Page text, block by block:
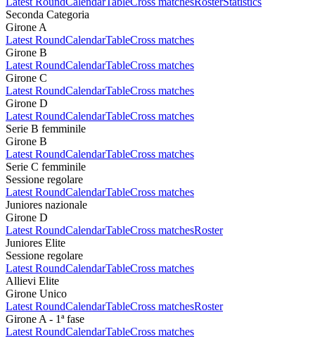
Seconda Categoria
Girone A
Latest RoundCalendarTableCross matches
Girone B
Latest RoundCalendarTableCross matches
Girone C
Latest RoundCalendarTableCross matches
Girone D
Latest RoundCalendarTableCross matches
Serie B femminile
Girone B
Latest RoundCalendarTableCross matches
Serie C femminile
Sessione regolare
Latest RoundCalendarTableCross matches
Juniores nazionale
Girone D
Latest RoundCalendarTableCross matchesRoster
Juniores Elite
Sessione regolare
Latest RoundCalendarTableCross matches
Allievi Elite
Girone Unico
Latest RoundCalendarTableCross matchesRoster
Girone A - 1ª fase
Latest RoundCalendarTableCross matches